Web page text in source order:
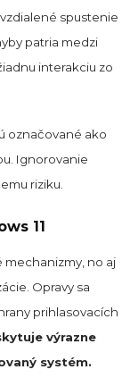
spustenie
patria medzi
interakciu zo
označované ako
Ignorovanie
riziku.
11
no aj
Opravy sa
prihlasovacích
výrazne
systém.